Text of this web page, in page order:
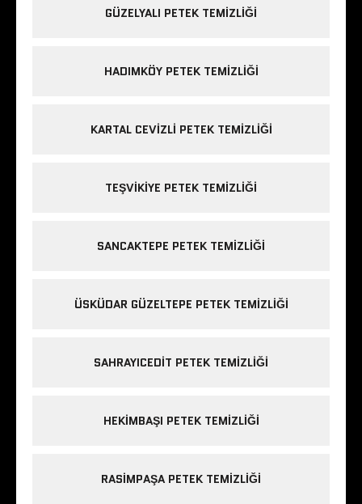
GÜZELYALI PETEK TEMIZLIĞI
HADIMKÖY PETEK TEMIZLIĞI
KARTAL CEVIZLI PETEK TEMIZLIĞI
TEŞVIKIYE PETEK TEMIZLIĞI
SANCAKTEPE PETEK TEMIZLIĞI
ÜSKÜDAR GÜZELTEPE PETEK TEMIZLIĞI
SAHRAYICEDIT PETEK TEMIZLIĞI
HEKIMBAŞI PETEK TEMIZLIĞI
RASIMPAŞA PETEK TEMIZLIĞI